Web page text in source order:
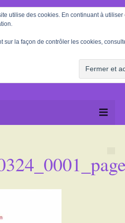
utilise des cookies. En continuant à utiliser
sur la façon de contrôler les cookies,